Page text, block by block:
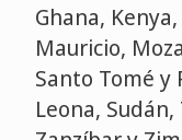
Ghana,
Mauricio,
Santo Tomé y
Leona,